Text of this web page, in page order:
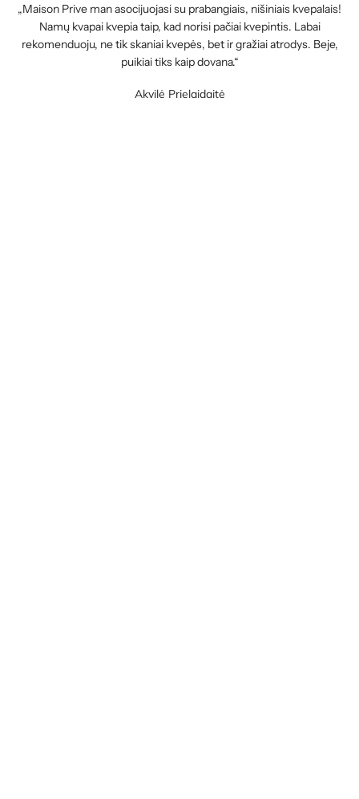
„Maison Prive man asocijuojasi su prabangiais, nišiniais kvepalais!
Namų kvapai kvepia taip, kad norisi pačiai kvepintis. Labai
rekomenduoju, ne tik skaniai kvepės, bet ir gražiai atrodys. Beje,
puikiai tiks kaip dovana.“
Akvilė Prielaidaitė